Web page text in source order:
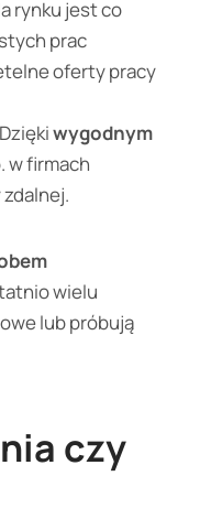
rynku jest co
prac
oferty pracy
wygodnym
w firmach
wielu
lub próbują
czy